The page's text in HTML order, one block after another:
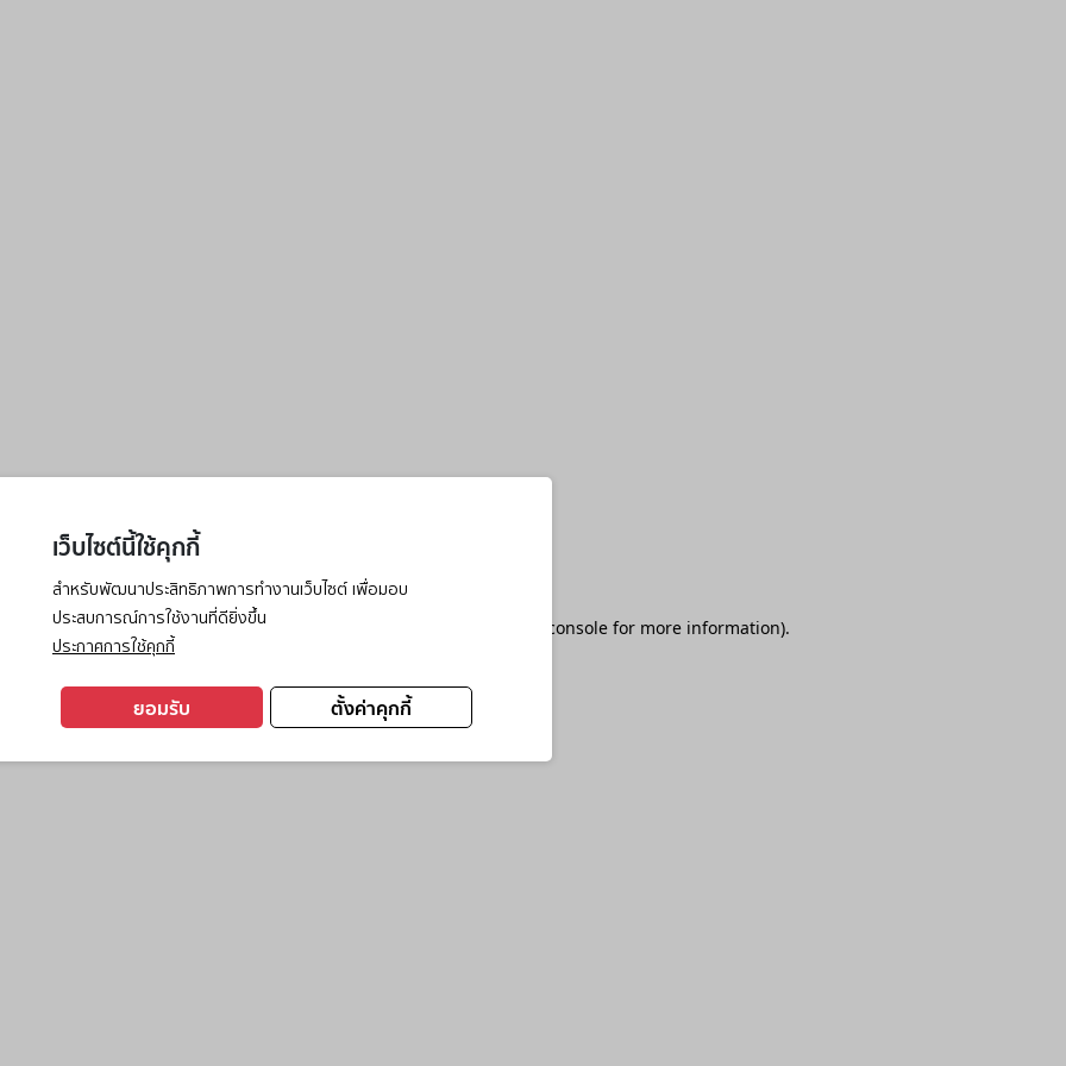
เว็บไซต์นี้ใช้คุกกี้
สำหรับพัฒนาประสิทธิภาพการทำงานเว็บไซต์ เพื่อมอบ
ประสบการณ์การใช้งานที่ดียิ่งขึ้น
ประกาศการใช้คุกกี้
ตั้งค่าคุกกี้
ยอมรับ
has occurred while loading browser console for more information).